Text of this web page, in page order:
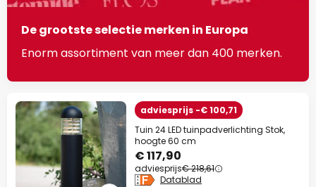
De grootste selectie merken in Europa
Enorm assortiment van meer dan 400 merken.
adviesprijs -€ 100,71
Tuin 24 LED tuinpadverlichting Stok,
hoogte 60 cm
€ 117,90
adviesprijs€ 218,61
Datablad